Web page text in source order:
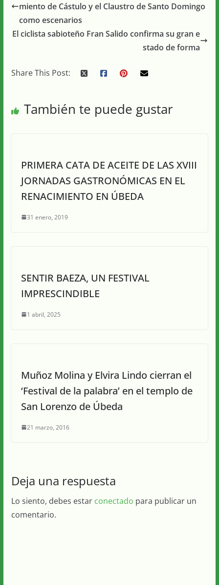
miento de Cástulo y el Claustro de Santo Domingo
como escenarios
El ciclista sabioteño Fran Salido confirma su gran e
stado de forma
Share This Post:
También te puede gustar
PRIMERA CATA DE ACEITE DE LAS XVIII
JORNADAS GASTRONÓMICAS EN EL
RENACIMIENTO EN ÚBEDA
31 enero, 2019
SENTIR BAEZA, UN FESTIVAL
IMPRESCINDIBLE
1 abril, 2025
Muñoz Molina y Elvira Lindo cierran el
‘Festival de la palabra’ en el templo de
San Lorenzo de Úbeda
21 marzo, 2016
Deja una respuesta
Lo siento, debes estar conectado para publicar un
comentario.